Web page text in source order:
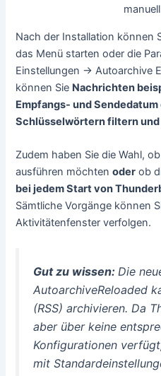
Nach der Installation können
das Menü starten oder die
Einstellungen -> Autoarchive
können Sie Nachrichten
Empfangs- und Sendedatum
Schlüsselwörtern filtern
Zudem haben Sie die Wahl,
ausführen möchtenoder ob
bei jedem Start von
Sämtliche Vorgänge können
Aktivitätenfenster verfolgen.
Gut zu wissen:Die
AutoarchiveReloaded
(RSS) archivieren. Da
aber über keine
Konfigurationen
mit